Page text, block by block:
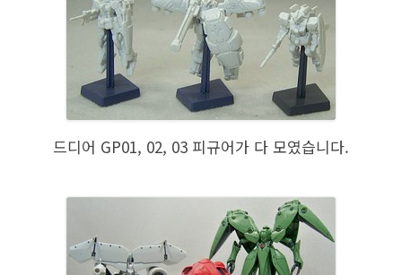
드디어 GP01, 02, 03 피규어가 다 모였습니다.